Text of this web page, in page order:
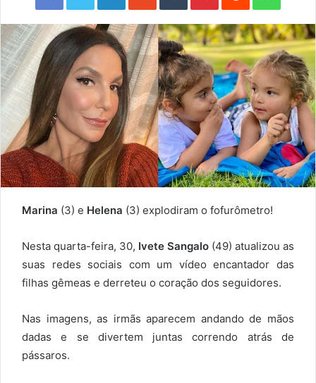
Marina (3) e Helena (3) explodiram o fofurômetro!
Nesta quarta-feira, 30, Ivete Sangalo (49) atualizou as
suas redes sociais com um vídeo encantador das
filhas gêmeas e derreteu o coração dos seguidores.
Nas imagens, as irmãs aparecem andando de mãos
dadas e se divertem juntas correndo atrás de
pássaros.